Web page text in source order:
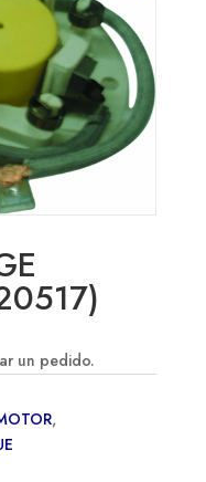
un pedido.
,